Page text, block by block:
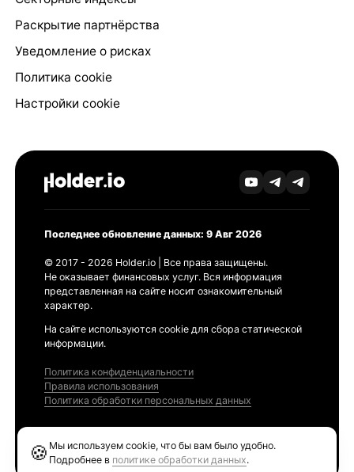
Раскрытие партнёрства
Уведомление о рисках
Политика cookie
Настройки cookie
Последнее обновление данных: 9 Авг 2026
© 2017 - 2026 Holder.io | Все права защищены.
Не оказывает финансовых услуг. Вся информация
представленная на сайте носит ознакомительный
характер.
На сайте используются cookie для сбора статической
информации.
Политика конфиденциальности
Правила использования
Политика обработки персональных данных
🍪 Мы используем cookie, что бы вам было удобно.
Подробнее в политике обработки данных.
Ethereum GAS Tracker